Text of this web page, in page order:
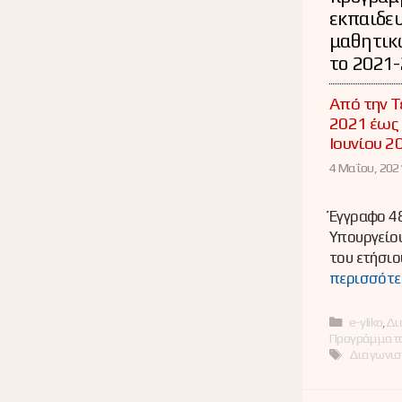
το
Από την
2021 έως
Ιουνίου
4 Μαΐου,
Έγγραφο
του
e-yliko,
Ετικέτες